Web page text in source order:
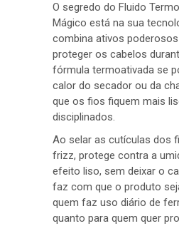
O segredo do Fluido
Mágico está na sua
combina ativos
proteger os cabelos
fórmula termoativada se
calor do secador ou da
que os fios fiquem mais
disciplinados.
Ao selar as cutículas dos
frizz, protege contra a
efeito liso, sem deixar o
faz com que o produto
quem faz uso diário de
quanto para quem quer